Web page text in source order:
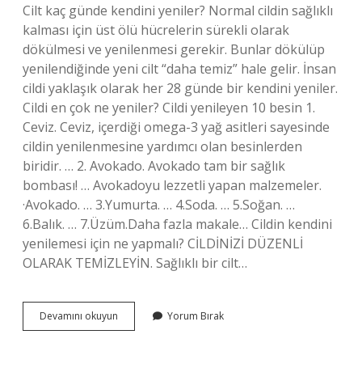
Cilt kaç günde kendini yeniler? Normal cildin sağlıklı
kalması için üst ölü hücrelerin sürekli olarak
dökülmesi ve yenilenmesi gerekir. Bunlar dökülüp
yenilendiğinde yeni cilt “daha temiz” hale gelir. İnsan
cildi yaklaşık olarak her 28 günde bir kendini yeniler.
Cildi en çok ne yeniler? Cildi yenileyen 10 besin 1.
Ceviz. Ceviz, içerdiği omega-3 yağ asitleri sayesinde
cildin yenilenmesine yardımcı olan besinlerden
biridir. … 2. Avokado. Avokado tam bir sağlık
bombası! … Avokadoyu lezzetli yapan malzemeler.
·Avokado. … 3.Yumurta. … 4.Soda. … 5.Soğan. …
6.Balık. … 7.Üzüm.Daha fazla makale… Cildin kendini
yenilemesi için ne yapmalı? CİLDİNİZİ DÜZENLİ
OLARAK TEMİZLEYİN. Sağlıklı bir cilt…
Devamını okuyun
Ne
Yorum Bırak